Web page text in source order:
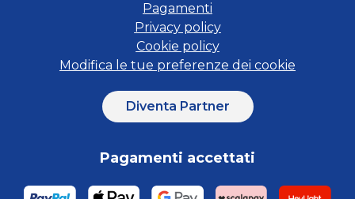
Pagamenti
Privacy policy
Cookie policy
Modifica le tue preferenze dei cookie
Diventa Partner
Pagamenti accettati